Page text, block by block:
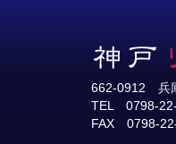
662-0912 兵
TEL 0798-
FAX 0798-